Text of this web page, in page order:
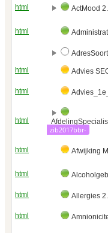
html ActMood
html
html
Advies
html
html
zib2017bbr-
html Afwijking
html
html Allergies
html